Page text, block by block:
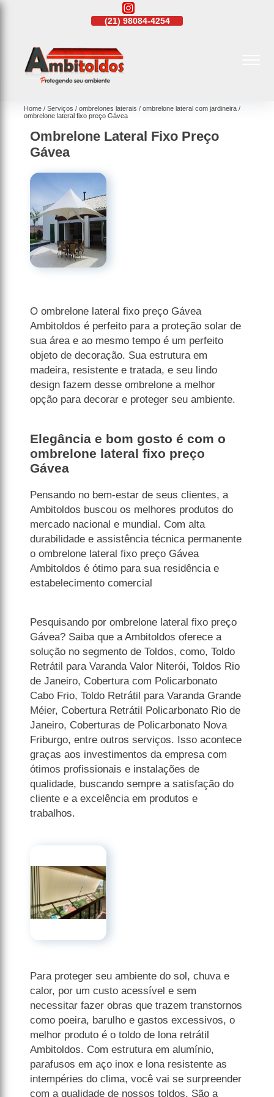
(21) 98084-4254
Home Serviços ombrelones laterais
ombrelone lateral com jardineira
ombrelone lateral fixo preço Gávea
Ombrelone Lateral Fixo Preço
Gávea
O ombrelone lateral fixo preço Gávea
Ambitoldos é perfeito para a proteção solar de
sua área e ao mesmo tempo é um perfeito
objeto de decoração. Sua estrutura em
madeira, resistente e tratada, e seu lindo
design fazem desse ombrelone a melhor
opção para decorar e proteger seu ambiente.
Elegância e bom gosto é com o
ombrelone lateral fixo preço
Gávea
Pensando no bem-estar de seus clientes, a
Ambitoldos buscou os melhores produtos do
mercado nacional e mundial. Com alta
durabilidade e assistência técnica permanente
o ombrelone lateral fixo preço Gávea
Ambitoldos é ótimo para sua residência e
estabelecimento comercial
Pesquisando por ombrelone lateral fixo preço
Gávea? Saiba que a Ambitoldos oferece a
solução no segmento de Toldos, como, Toldo
Retrátil para Varanda Valor Niterói, Toldos Rio
de Janeiro, Cobertura com Policarbonato
Cabo Frio, Toldo Retrátil para Varanda Grande
Méier, Cobertura Retrátil Policarbonato Rio de
Janeiro, Coberturas de Policarbonato Nova
Friburgo, entre outros serviços. Isso acontece
graças aos investimentos da empresa com
ótimos profissionais e instalações de
qualidade, buscando sempre a satisfação do
cliente e a excelência em produtos e
trabalhos.
Para proteger seu ambiente do sol, chuva e
calor, por um custo acessível e sem
necessitar fazer obras que trazem transtornos
como poeira, barulho e gastos excessivos, o
melhor produto é o toldo de lona retrátil
Ambitoldos. Com estrutura em alumínio,
parafusos em aço inox e lona resistente as
intempéries do clima, você vai se surpreender
com a qualidade de nossos toldos. São a